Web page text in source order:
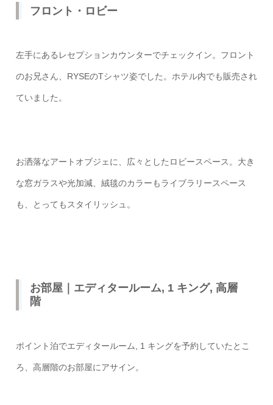
フロント・ロビー
左手にあるレセプションカウンターでチェックイン。フロント
のお兄さん、RYSEのTシャツ姿でした。ホテル内でも販売され
ていました。
お洒落なアートオブジェに、広々としたロビースペース。大き
な窓ガラスや光加減、絨毯のカラーもライブラリースペース
も、とってもスタイリッシュ。
お部屋｜エディタールーム, 1 キング, 高層
階
ポイント泊でエディタールーム, 1 キングを予約していたとこ
ろ、高層階のお部屋にアサイン。